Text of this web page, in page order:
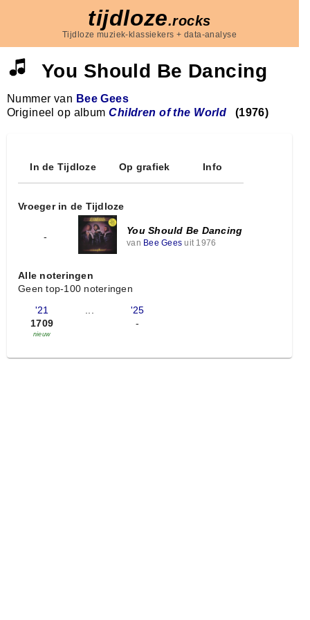
tijdloze.rocks
Tijdloze muziek-klassiekers + data-analyse
You Should Be Dancing
Nummer van Bee Gees
Origineel op albumChildren of the World (1976)
In de Tijdloze Op grafiek Info
Vroeger in de Tijdloze
-
You Should Be Dancing
van Bee Gees uit 1976
Alle noteringen
Geen top-100 noteringen
'21
1709
nieuw
...
'25
-